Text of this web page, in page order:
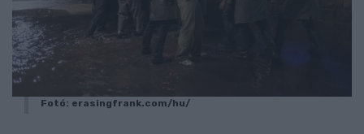
Fotó: erasingfrank.com/hu/